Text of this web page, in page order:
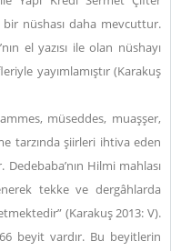
bir nüshası daha mevcuttur.
el yazısı ile olan nüshayı
yayımlamıştır (Karakuş
müseddes, muaşşer,
tarzında şiirleri ihtiva eden
Hilmi mahlası
tekke ve dergâhlarda
(Karakuş 2013: V).
beyit vardır. Bu beyitlerin